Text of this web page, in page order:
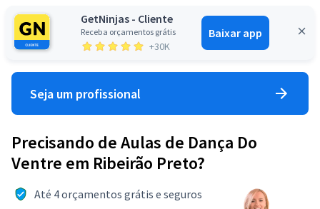
GetNinjas - Cliente
Receba orçamentos grátis
+30K
Baixar app
Entrar
Seja um profissional
Precisando de Aulas de Dança Do
Ventre em Ribeirão Preto?
Até 4 orçamentos grátis e seguros